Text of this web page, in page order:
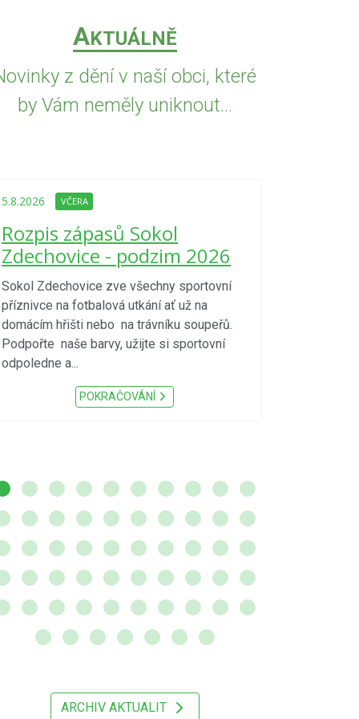
AKTUÁLNĚ
z dění v naší obci, které
by Vám neměly uniknout...
5.8.2026 VČERA
Rozpis zápasů Sokol
Zdechovice - podzim 2026
Sokol Zdechovice zve všechny sportovní
příznivce na fotbalová utkání ať už na
domácím hřišti nebo na trávníku soupeřů.
Podpořte naše barvy, užijte si sportovní
odpoledne a...
POKRAČOVÁNÍ
ARCHIV AKTUALIT